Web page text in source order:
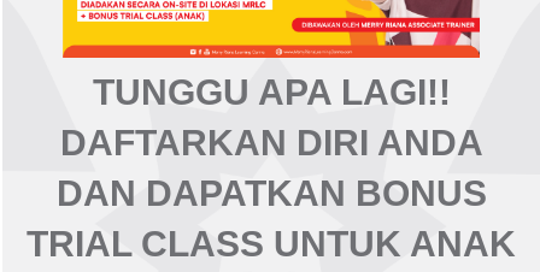
TUNGGU APA LAGI!!
DAFTARKAN DIRI ANDA
DAN DAPATKAN BONUS
TRIAL CLASS UNTUK ANAK